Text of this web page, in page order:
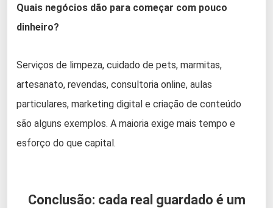
Quais negócios dão para começar com pouco
dinheiro?
Serviços de limpeza, cuidado de pets, marmitas,
artesanato, revendas, consultoria online, aulas
particulares, marketing digital e criação de conteúdo
são alguns exemplos. A maioria exige mais tempo e
esforço do que capital.
Conclusão: cada real guardado é um